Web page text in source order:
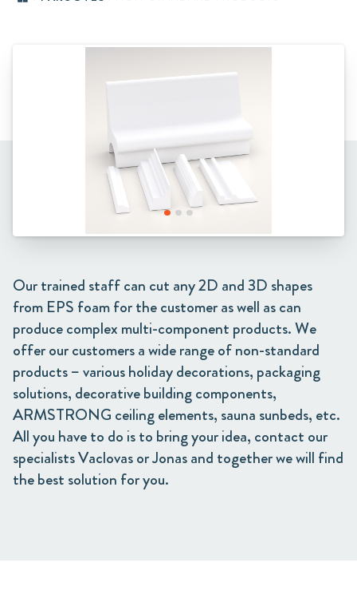
Our trained staff can cut any 2D and 3D shapes
from EPS foam for the customer as well as can
produce complex multi-component products. We
offer our customers a wide range of non-standard
products – various holiday decorations, packaging
solutions, decorative building components,
ARMSTRONG ceiling elements, sauna sunbeds, etc.
All you have to do is to bring your idea, contact our
specialists Vaclovas or Jonas and together we will find
the best solution for you.